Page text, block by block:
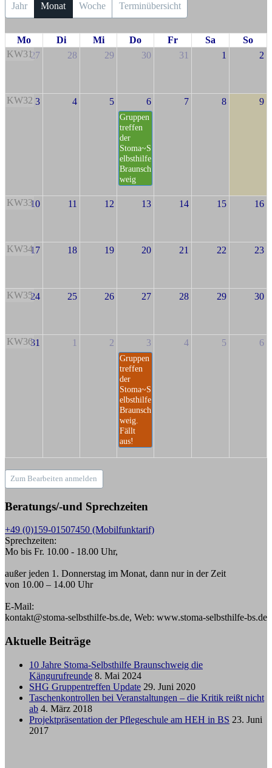
Jahr Monat Woche Terminübersicht
Mo Di Mi Do Fr Sa
So
KW3127 28 29 30 31 1 2
KW32 3 4 5 6
Gruppen
treffen
der
Stoma~S
elbsthilfe
Braunsch
weig
7 8 9
KW3310 11 12 13 14 15 16
KW3417 18 19 20 21 22 23
KW3524 25 26 27 28 29 30
KW3631 1 2 3
Gruppen
treffen
der
Stoma~S
elbsthilfe
Braunsch
weig.
Fällt
aus!
4 5 6
Zum Bearbeiten anmelden
Beratungs/-und Sprechzeiten
+49 (0)159-01507450 (Mobilfunktarif)
Sprechzeiten:
Mo bis Fr. 10.00 - 18.00 Uhr,
außer jeden 1. Donnerstag im Monat, dann nur in der Zeit
von 10.00 – 14.00 Uhr
E-Mail:
kontakt@stoma-selbsthilfe-bs.de, Web: www.stoma-selbsthilfe-bs.de
Aktuelle Beiträge
10 Jahre Stoma-Selbsthilfe Braunschweig die
Kängurufreunde 8. Mai 2024
SHG Gruppentreffen Update 29. Juni 2020
Taschenkontrollen bei Veranstaltungen – die Kritik reißt nicht
ab 4. März 2018
Projektpräsentation der Pflegeschule am HEH in BS 23. Juni
2017